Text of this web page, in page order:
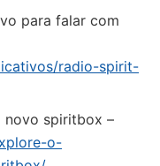
para falar com
radio-spirit-
novo spiritbox –
o-